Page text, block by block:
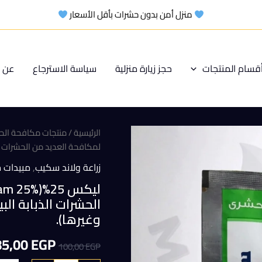
منزل أمن بدون حشرات بأقل الأسعار
المنتجات حجز زيارة منزلية سياسة الاسترجاع عن
الرئيسية/منتجات مكافحة
لمكافحة العديد من الحشرات
زراعة ولاند سكيب,
الحشرات الذبابة
وغيرها).
100,00EGP
السعر
EGP